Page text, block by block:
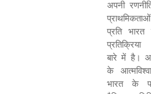
अपनी
प्रति भारत
बारे में है।
के
भारत के